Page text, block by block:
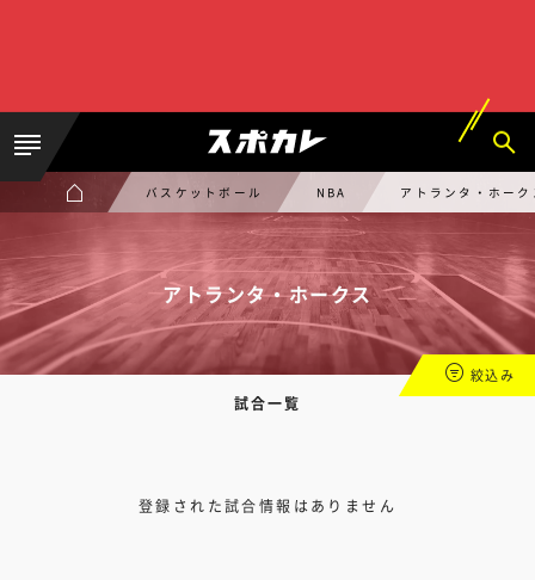
バスケットボール NBA アトランタ・ホーク
アトランタ・ホークス
試合一覧
絞込み
登録された試合情報はありません